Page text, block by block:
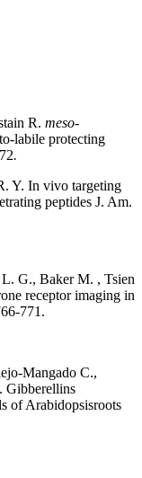
R. meso-
labile protecting
.
Y. In vivo targeting
peptides J. Am.
G., Baker M. , Tsien
receptor imaging in
771.
Mangado C.,
Gibberellins
of Arabidopsisroots